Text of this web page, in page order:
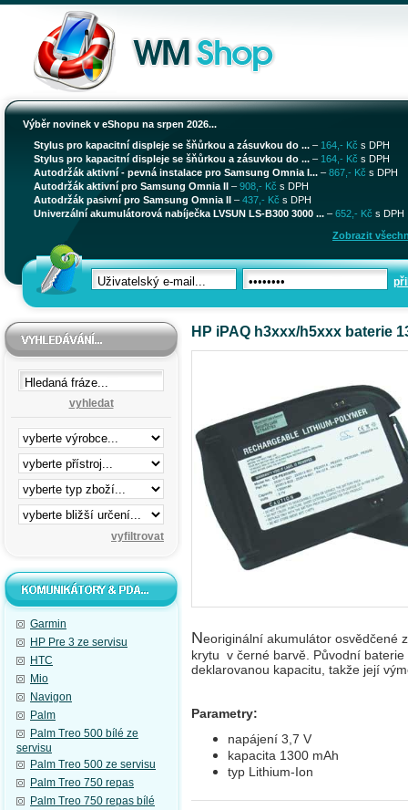
Výběr novinek v eShopu na srpen 2026...
Stylus pro kapacitní displeje se šňůrkou a zásuvkou do ... – 164,- Kč s DPH
Stylus pro kapacitní displeje se šňůrkou a zásuvkou do ... – 164,- Kč s DPH
Autodržák aktivní - pevná instalace pro Samsung Omnia I... – 867,- Kč s DPH
Autodržák aktivní pro Samsung Omnia II – 908,- Kč s DPH
Autodržák pasivní pro Samsung Omnia II – 437,- Kč s DPH
Univerzální akumulátorová nabíječka LVSUN LS-B300 3000 ... – 652,- Kč s DPH
Zobrazit
vyhledat
Garmin
HP Pre 3 ze servisu
HTC
Mio
Navigon
Palm
Palm Treo 500 bílé ze
servisu
Palm Treo 500 ze servisu
Palm Treo 750 repas
Palm Treo 750 repas bílé
HP iPAQ h3xxx/h5xxx baterie
Neoriginální akumulátor osvědčené
krytu v černé barvě. Původní
deklarovanou kapacitu, takže její
Parametry:
napájení 3,7 V
kapacita 1300 mAh
typ Lithium-Ion